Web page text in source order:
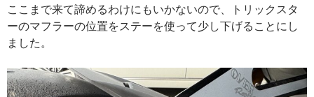
ここまで来て諦めるわけにもいかないので、トリックスタ
ーのマフラーの位置をステーを使って少し下げることにし
ました。